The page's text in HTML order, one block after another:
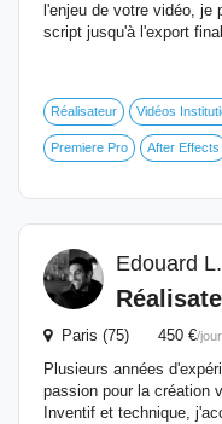
l'enjeu de votre vidéo, je
script jusqu'à l'export
Réalisateur Vidéos
Premiere Pro After Effects
Edouard L.
Paris (75) 450 €/jour
Plusieurs années
passion pour la création
Inventif et technique,